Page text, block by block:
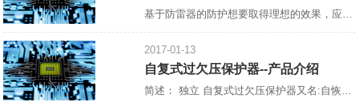
2017-01-13
自复式过欠压保护器--产品介绍